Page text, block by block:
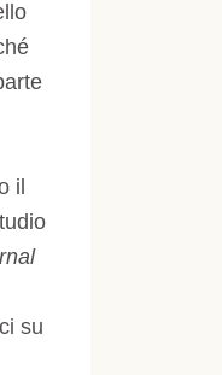
il
su